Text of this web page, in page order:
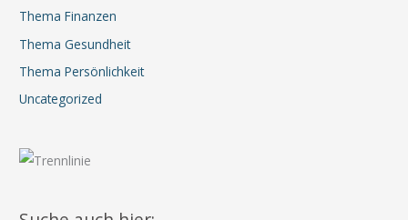
Thema Finanzen
Thema Gesundheit
Thema Persönlichkeit
Uncategorized